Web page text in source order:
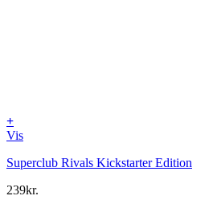
+
Vis
Superclub Rivals Kickstarter Edition
239kr.